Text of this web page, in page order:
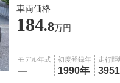
車両価格
184.8万円
モデル年式
―
初度登録年
1990年
走行距